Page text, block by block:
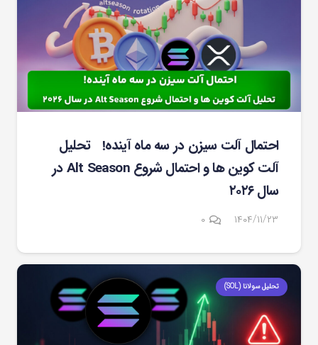
احتمال آلت سیزن در سه ماه آینده! تحلیل
آلت کوین ها و احتمال شروع Alt Season در
سال ۲۰۲۶
۱۴۰۴/۱۱/۲۳ ۰
تحلیل سولانا (SOL)